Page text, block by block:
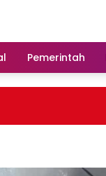
Pemerintah